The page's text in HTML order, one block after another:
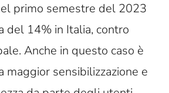
primo semestre del 2023
del 14% in Italia, contro
Anche in questo caso è
maggior sensibilizzazione e